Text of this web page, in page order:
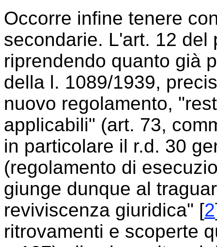
Occorre infine tenere
secondarie. L'art. 12 del
riprendendo quanto già
della l. 1089/1939,
nuovo regolamento,
applicabili" (art. 73,
in particolare il r.d. 30
(regolamento di
giunge dunque al
reviviscenza giuridica" [2
ritrovamenti e scoperte